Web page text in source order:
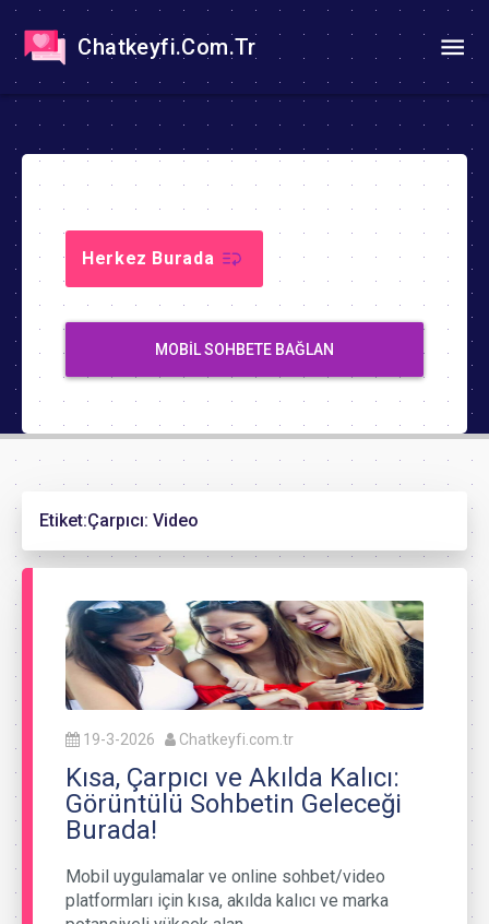
Chatkeyfi.Com.Tr
Herkez Burada
MOBIL SOHBETE BAĞLAN
Etiket:Çarpıcı: Video
19-3-2026 Chatkeyfi.com.tr
Kısa, Çarpıcı ve Akılda Kalıcı:
Görüntülü Sohbetin Geleceği
Burada!
Mobil uygulamalar ve online sohbet/video
platformları için kısa, akılda kalıcı ve marka